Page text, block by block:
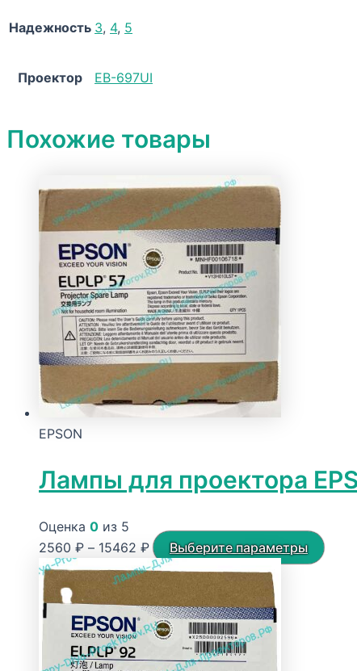
Надежность 3, 4, 5
Проектор EB-697UI
Похожие товары
EPSON
Лампы для проектора
Оценка 0 из 5
2560 ₽ – 15462 ₽Диапазон
цен:
–
15462 ₽
Выберите параметры
Этот